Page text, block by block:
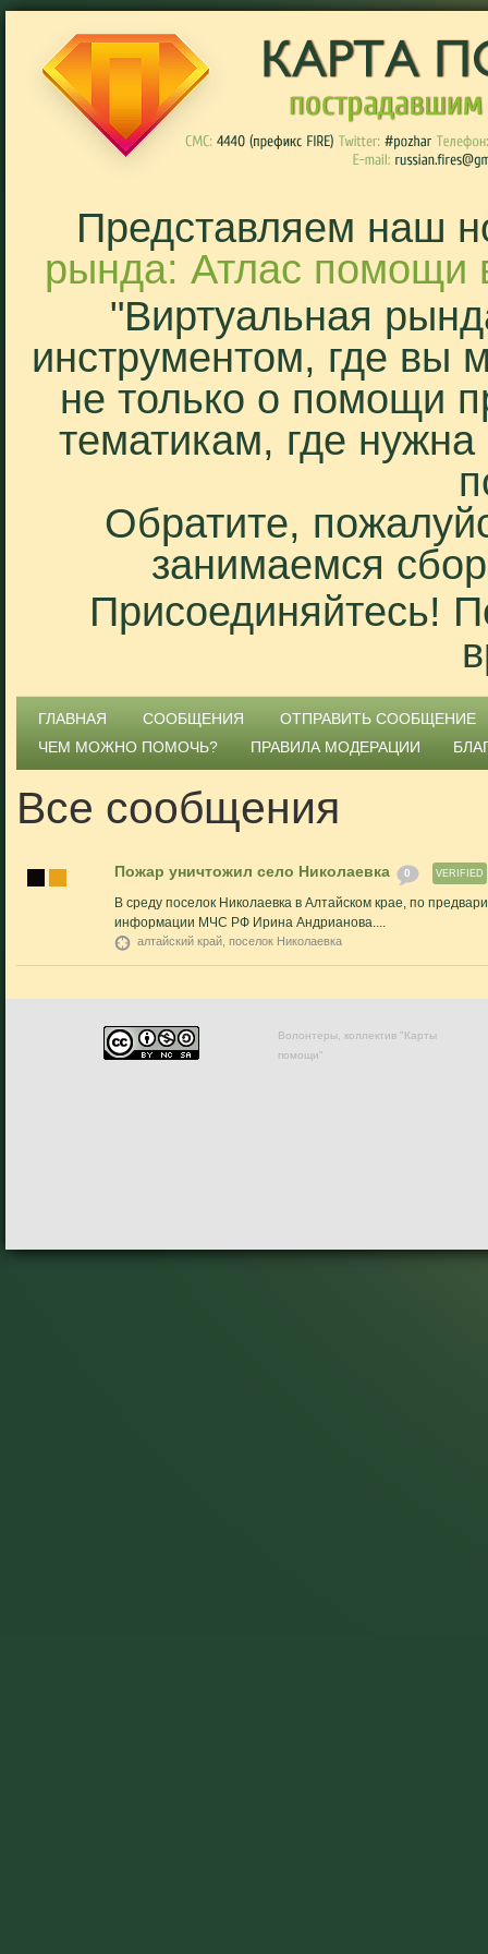
Представляем наш
рында: Атлас помощи
"Виртуальная
инструментом, где вы
не только о помощи
тематикам, где
Обратите,
занимаемся
Присоединяйтесь!
ГЛАВНАЯ СООБЩЕНИЯ
ОТПРАВИТЬ СООБЩЕНИЕ
ЧЕМ МОЖНО ПОМОЧЬ?
ПРАВИЛА МОДЕРАЦИИ
Все сообщения
Пожар уничтожил село Николаевка 0 VERIFIED
В среду поселок Николаевка в Алтайском крае, по
информации МЧС РФ Ирина Андрианова....
алтайский край, поселок Николаевка
Волонтеры, коллектив "Карты
помощи"